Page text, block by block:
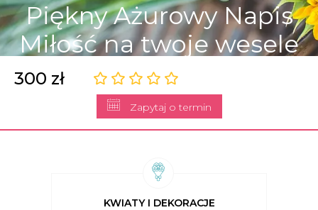
Piękny Ażurowy Napis
Miłość na twoje wesele
300 zł
Zapytaj o termin
KWIATY I DEKORACJE